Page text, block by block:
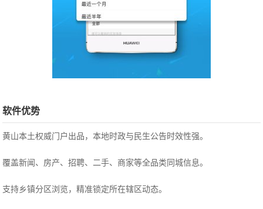
软件优势
黄山本土权威门户出品，本地时政与民生公告时效性强。
覆盖新闻、房产、招聘、二手、商家等全品类同城信息。
支持乡镇分区浏览，精准锁定所在辖区动态。